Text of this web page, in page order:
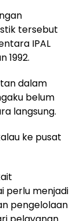
tersebut
IPAL
1992.
dalam
belum
langsung.
ke pusat
perlu menjadi
pengelolaan